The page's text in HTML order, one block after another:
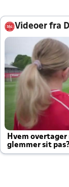
Videoer fra
Hvem overtager
glemmer sit
altid til efter